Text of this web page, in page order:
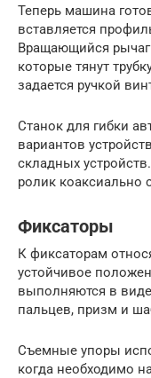
Теперь машина
вставляется
Вращающийся
которые тянут
задается ручкой
Станок для гибки
вариантов
складных
ролик
Фиксаторы
К фиксаторам
устойчивое
выполняются в
пальцев, призм и
Съемные упоры
когда необходимо